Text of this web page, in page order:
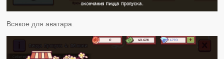
Всякое для аватара.